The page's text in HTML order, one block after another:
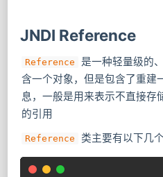
JNDI Reference
Reference
是一种轻量级的
含一个对象，但是包含了重建
息，一般是用来表示不直接存
的引用
Reference 类主要有以下几